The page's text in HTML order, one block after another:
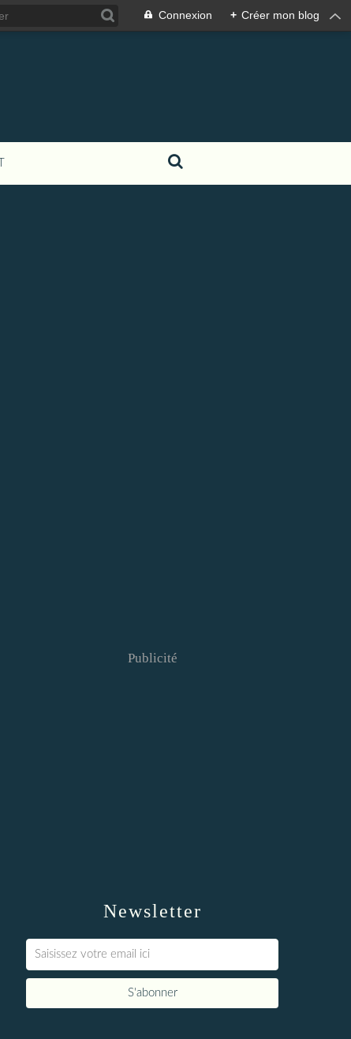
Connexion + Créer mon blog
Newsletter
Publicité